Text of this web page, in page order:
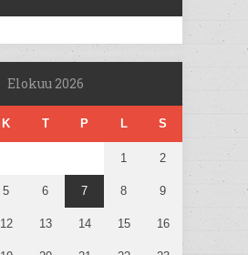
Elokuu 2026
K T P L S
1 2
5 6 7 8 9
12 13 14 15 16